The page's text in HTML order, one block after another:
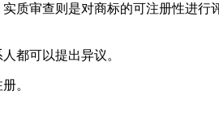
质审查则是对商标的可注册性进
都可以提出异议。
。